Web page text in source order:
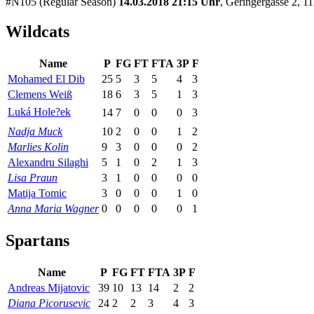
Wildcats
Name P FG FT FTA 3P F
Mohamed El Dib
25 5 3 5 4
3
Clemens Weiß
18 6 3 5 1
3
Luká Hole?ek
14 7 0 0 0
3
Nadja Muck
10 2 0 0 1
2
Marlies Kolin
9 3 0 0 0
2
Alexandru Silaghi
5 1 0 2 1
3
Lisa Praun
3 1 0 0 0
0
Matija Tomic
3 0 0 0 1
0
Anna Maria Wagner 0 0 0 0 0 1
Spartans
Name P FG FT FTA 3P F
Andreas Mijatovic
39 10 13 14 2
2
Diana Picorusevic
24 2 2 3 4
3